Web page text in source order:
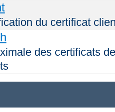
du certificat
des certificats